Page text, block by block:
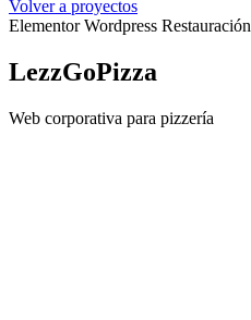
Volver a proyectos
ElementorWordpress Restauración
LezzGoPizza
Web corporativa para pizzería